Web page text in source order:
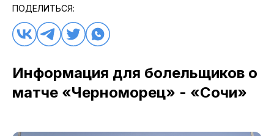
ПОДЕЛИТЬСЯ:
Информация для болельщиков о
матче «Черноморец» - «Сочи»